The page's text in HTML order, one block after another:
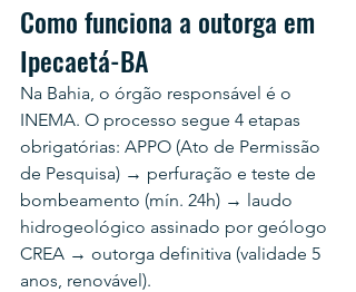
Como funciona a outorga em
Ipecaetá-BA
Na Bahia, o órgão responsável é o
INEMA. O processo segue 4 etapas
obrigatórias: APPO (Ato de Permissão
de Pesquisa) → perfuração e teste de
bombeamento (mín. 24h) → laudo
hidrogeológico assinado por geólogo
CREA → outorga definitiva (validade 5
anos, renovável).